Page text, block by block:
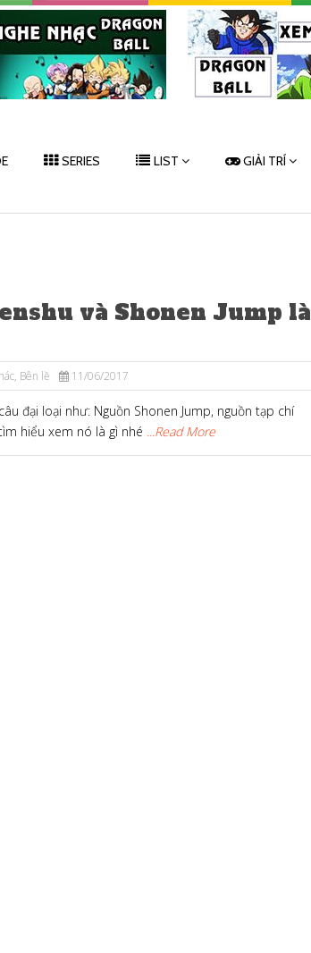
SERIES LIST GIẢI TRÍ
và Shonen Jump là
, Bên lề 11/06/2017
đại loại như: Nguồn Shonen Jump, nguồn tạp chí
hiểu xem nó là gì nhé ...Read More